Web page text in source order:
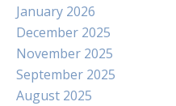
January 2026
December 2025
November 2025
September 2025
August 2025